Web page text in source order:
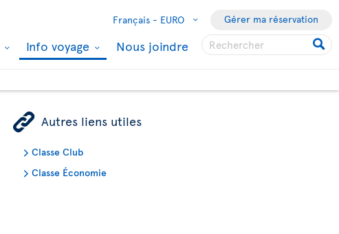
Français - EURO Gérer ma réservation
Info voyage Nous joindre
ÿ Autres liens utiles
Classe Club
Classe Économie